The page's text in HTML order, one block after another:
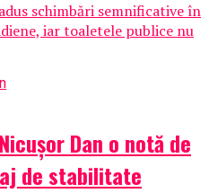
schimbări semnificative în
iar toaletele publice nu
Dan o notă de
de stabilitate